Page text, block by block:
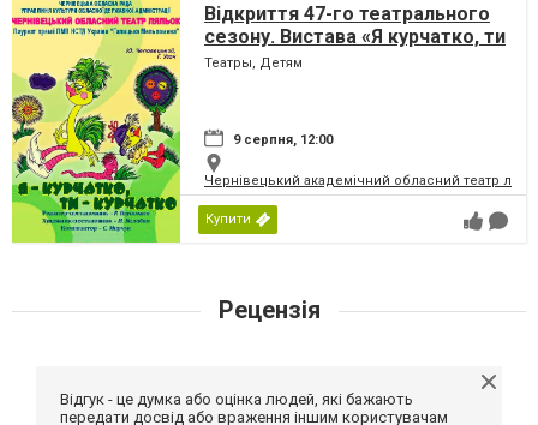
Відкриття 47-го театрального
сезону. Вистава «Я курчатко, ти
курчатко» (Чернівецький театр
Театры, Детям
9 серпня, 12:00
Чернівецький академічний обласний театр
Купити
Рецензія
Відгук - це думка або оцінка людей, які бажають
передати досвід або враження іншим користувачам